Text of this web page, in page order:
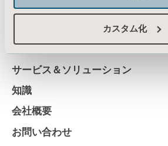
カスタム化
About us
サービス＆ソリューション
知識
会社概要
お問い合わせ